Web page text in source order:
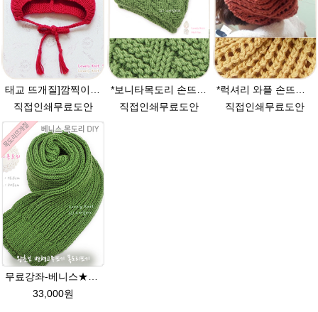
직접인쇄무료도안
직접인쇄무료도안
직접인쇄무료도안
33,000원